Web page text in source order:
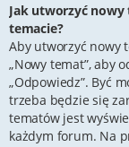
Jak utworzyć
temacie?
Aby utworzyć nowy
„Nowy temat”, aby
„Odpowiedz”. Być
trzeba będzie się
tematów jest
każdym forum. Na